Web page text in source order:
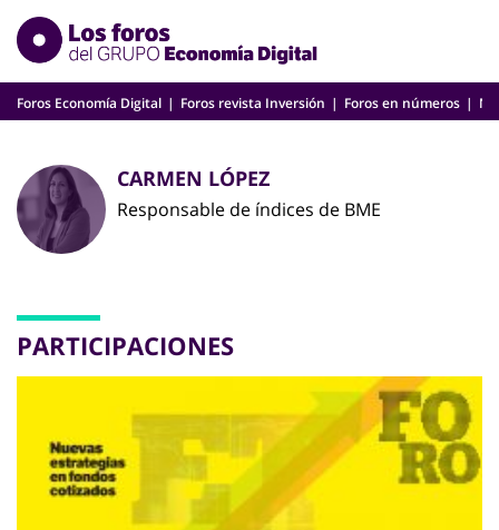
Skip
content
Foros Economía Digital Foros revista Inversión Foros en números
CARMEN LÓPEZ
Responsable de índices de BME
PARTICIPACIONES